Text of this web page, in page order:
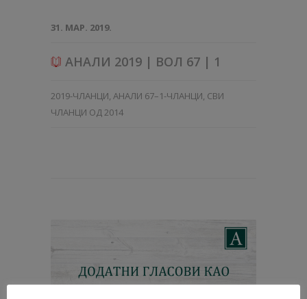
31. МАР. 2019.
АНАЛИ 2019 | ВОЛ 67 | 1
2019-ЧЛАНЦИ, АНАЛИ 67–1-ЧЛАНЦИ, СВИ
ЧЛАНЦИ ОД 2014